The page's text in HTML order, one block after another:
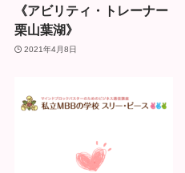
《アビリティ・トレーナー
栗山葉湖》
2021年4月8日